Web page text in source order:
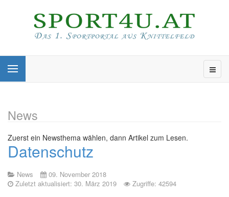
News
Zuerst ein Newsthema wählen, dann Artikel zum Lesen.
Datenschutz
News
09. November 2018
Zuletzt aktualisiert: 30. März 2019
Zugriffe: 42594